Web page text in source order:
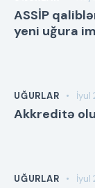
ASSİP
yeni uğura
UĞURLAR İyul
Akkreditə
UĞURLAR İyul